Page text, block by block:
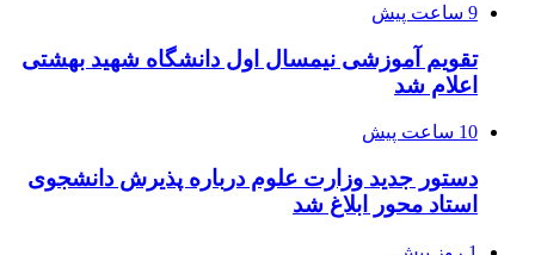
9 ساعت پیش
تقویم آموزشی نیمسال اول دانشگاه شهید بهشتی
اعلام شد
10 ساعت پیش
دستور جدید وزارت علوم درباره پذیرش دانشجوی
استاد محور ابلاغ شد